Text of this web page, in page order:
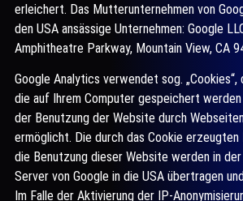
erleichert. Das Mutterunternehmen von
den USA ansässige Unternehmen: Google
Amphitheatre Parkway, Mountain View, CA
Google Analytics verwendet sog.
die auf Ihrem Computer gespeichert
der Benutzung der Website durch
ermöglicht. Die durch das Cookie
die Benutzung dieser Website werden in der
Server von Google in die USA übertragen
Im Falle der Aktivierung der IP-